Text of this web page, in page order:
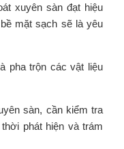
xuyên sàn đạt hiệu
mặt sạch sẽ là yêu
pha trộn các vật liệu
sàn, cần kiểm tra
phát hiện và trám